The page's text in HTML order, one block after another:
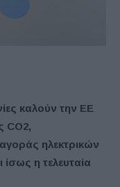
καλούν την ΕΕ
CO2,
ηλεκτρικών
ίσως η τελευταία